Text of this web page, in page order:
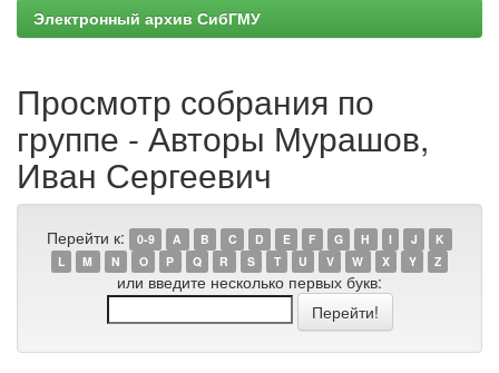
Электронный архив СибГМУ
Просмотр собрания по
группе - Авторы Мурашов,
Иван Сергеевич
Перейти к: 0-9 A B C D E F G H I J
K
L
M N O P Q R S T U V W X Y Z
или введите несколько первых букв: